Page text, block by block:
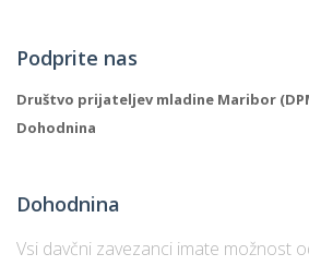
Podprite nas
Društvo prijateljev mladine Maribor
Dohodnina
Dohodnina
Vsi davčni zavezanci imate možnost